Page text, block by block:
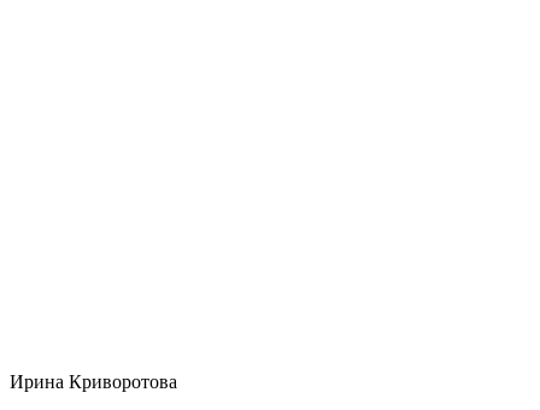
Ирина Криворотова